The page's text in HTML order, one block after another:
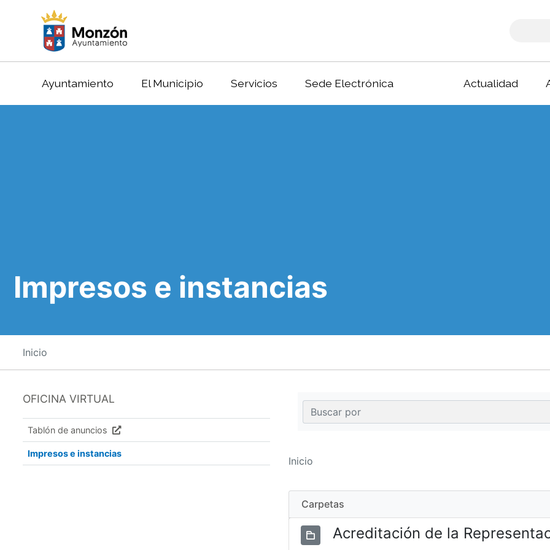
Ayuntamiento El Municipio Servicios Sede Electrónica Actualidad
Impresos e instancias
Inicio
OFICINA VIRTUAL
Tablón de anuncios
Impresos e instancias
Inicio
Carpetas
Acreditación de la